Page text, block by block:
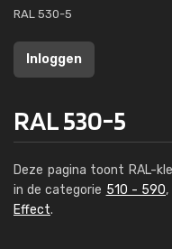
RAL 530-5
Inloggen
RAL 530-5
Deze pagina toont RAL-
in de categorie 510 - 590
Effect.